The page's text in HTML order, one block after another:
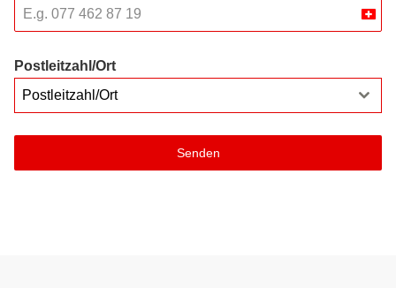
Postleitzahl/Ort
Postleitzahl/Ort
Senden